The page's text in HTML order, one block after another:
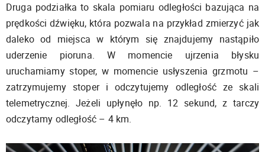
Druga podziałka to skala pomiaru odległości bazująca na
prędkości dźwięku, która pozwala na przykład zmierzyć jak
daleko od miejsca w którym się znajdujemy nastąpiło
uderzenie pioruna. W momencie ujrzenia błysku
uruchamiamy stoper, w momencie usłyszenia grzmotu –
zatrzymujemy stoper i odczytujemy odległość ze skali
telemetrycznej. Jeżeli upłynęło np. 12 sekund, z tarczy
odczytamy odległość – 4 km.